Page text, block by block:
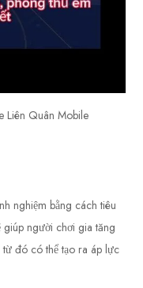
Liên Quân Mobile
nghiệm bằng cách tiêu
giúp người chơi gia tăng
đó có thể tạo ra áp lực